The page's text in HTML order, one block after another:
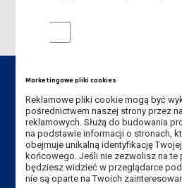
Dane
Akademia Nauk
im. Jana Amosa
ul. Adama Mickiewicza 5,
Analityczne pliki cookie
Marketingowe pliki cookies
Reklamowe pliki cookie mogą być
pośrednictwem naszej strony przez
reklamowych. Służą do budowania
na podstawie informacji o stronach,
obejmuje unikalną identyfikację
końcowego. Jeśli nie zezwolisz na te
będziesz widzieć w przeglądarce
nie są oparte na Twoich